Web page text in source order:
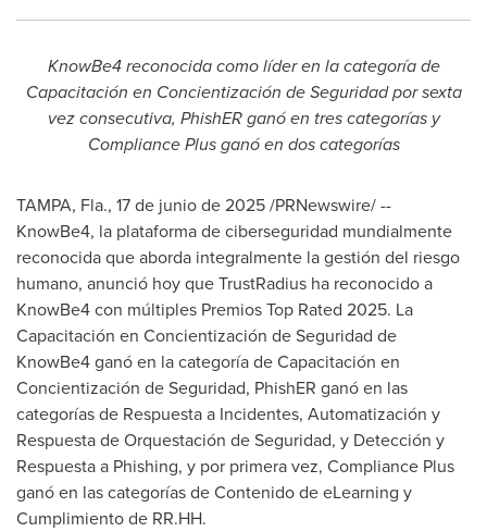
KnowBe4 reconocida como líder en la categoría de
Capacitación en Concientización de Seguridad por sexta
vez consecutiva, PhishER ganó en tres categorías y
Compliance Plus ganó en dos categorías
TAMPA, Fla., 17 de junio de 2025/PRNewswire/ --
KnowBe4, la plataforma de ciberseguridad mundialmente
reconocida que aborda integralmente la gestión del riesgo
humano, anunció hoy que TrustRadius ha reconocido a
KnowBe4 con múltiples Premios Top Rated 2025. La
Capacitación en Concientización de Seguridad de
KnowBe4 ganó en la categoría de Capacitación en
Concientización de Seguridad, PhishER ganó en las
categorías de Respuesta a Incidentes, Automatización y
Respuesta de Orquestación de Seguridad, y Detección y
Respuesta a Phishing, y por primera vez, Compliance Plus
ganó en las categorías de Contenido de eLearning y
Cumplimiento de RR.HH.